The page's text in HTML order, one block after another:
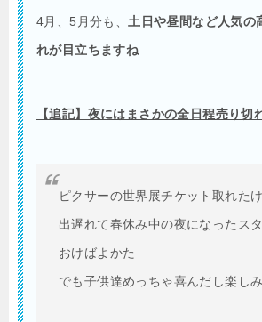
4月、5月分も、土日や昼間など人気の
れが目立ちますね
【追記】夜にはまさかの全日程売り切
ピクサーの世界展チケット取れた
出遅れて春休み中の夜になったス
おけばよかた
でも子供達めっちゃ喜んだし楽し